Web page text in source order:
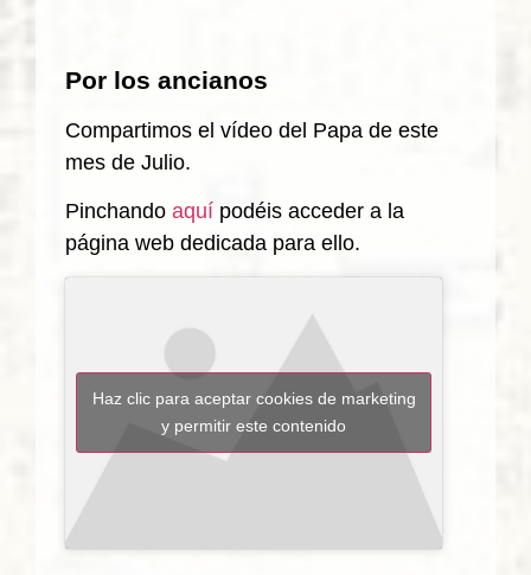
Por los ancianos
Compartimos el vídeo del Papa de este
mes de Julio.
Pinchando aquí podéis acceder a la
página web dedicada para ello.
Haz clic para aceptar cookies de marketing
y permitir este contenido